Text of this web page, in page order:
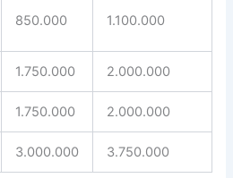
850.000 1.100.000
1.750.000 2.000.000
1.750.000 2.000.000
3.000.000 3.750.000